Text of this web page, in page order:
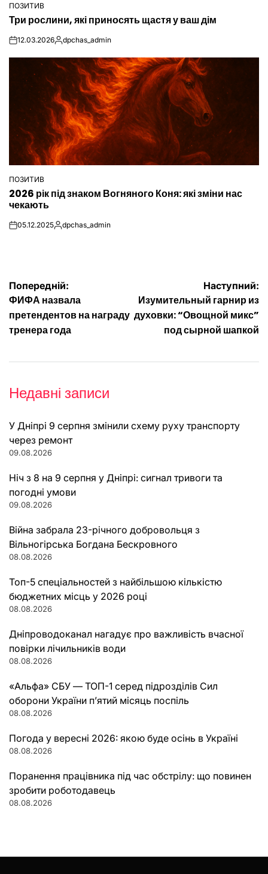
ОПУБЛІКУВАТИ
ПОЗИТИВ
Три рослини, які приносять щастя у ваш дім
on12.03.2026Опубліковано
dpchas_admin
ОПУБЛІКУВАТИ
У
ПОЗИТИВ
2026 рік під знаком Вогняного Коня: які зміни нас
чекають
on05.12.2025Опубліковано
dpchas_admin
Навігація
записів
Попередній:
ФИФА назвала
претендентов на награду
тренера года
Наступний:
Изумительный гарнир из
духовки: “Овощной микс”
под сырной шапкой
Недавні записи
У Дніпрі 9 серпня змінили схему руху транспорту
через ремонт
09.08.2026
Ніч з 8 на 9 серпня у Дніпрі: сигнал тривоги та
погодні умови
09.08.2026
Війна забрала 23-річного добровольця з
Вільногірська Богдана Бескровного
08.08.2026
Топ-5 спеціальностей з найбільшою кількістю
бюджетних місць у 2026 році
08.08.2026
Дніпроводоканал нагадує про важливість вчасної
повірки лічильників води
08.08.2026
«Альфа» СБУ — ТОП-1 серед підрозділів Сил
оборони України п’ятий місяць поспіль
08.08.2026
Погода у вересні 2026: якою буде осінь в Україні
08.08.2026
Поранення працівника під час обстрілу: що повинен
зробити роботодавець
08.08.2026